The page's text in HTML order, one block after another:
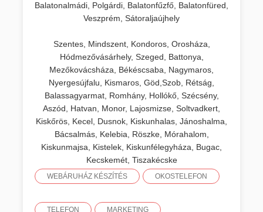
Balatonalmádi, Polgárdi, Balatonfűzfő, Balatonfüred,
Veszprém, Sátoraljaújhely
Szentes, Mindszent, Kondoros, Orosháza,
Hódmezővásárhely, Szeged, Battonya,
Mezőkovácsháza, Békéscsaba, Nagymaros,
Nyergesújfalu, Kismaros, Göd,Szob, Rétság,
Balassagyarmat, Romhány, Hollókő, Szécsény,
Aszód, Hatvan, Monor, Lajosmizse, Soltvadkert,
Kiskőrös, Kecel, Dusnok, Kiskunhalas, Jánoshalma,
Bácsalmás, Kelebia, Röszke, Mórahalom,
Kiskunmajsa, Kistelek, Kiskunfélegyháza, Bugac,
Kecskemét, Tiszakécske
WEBÁRUHÁZ KÉSZÍTÉS OKOSTELEFON
TELEFON MARKETING